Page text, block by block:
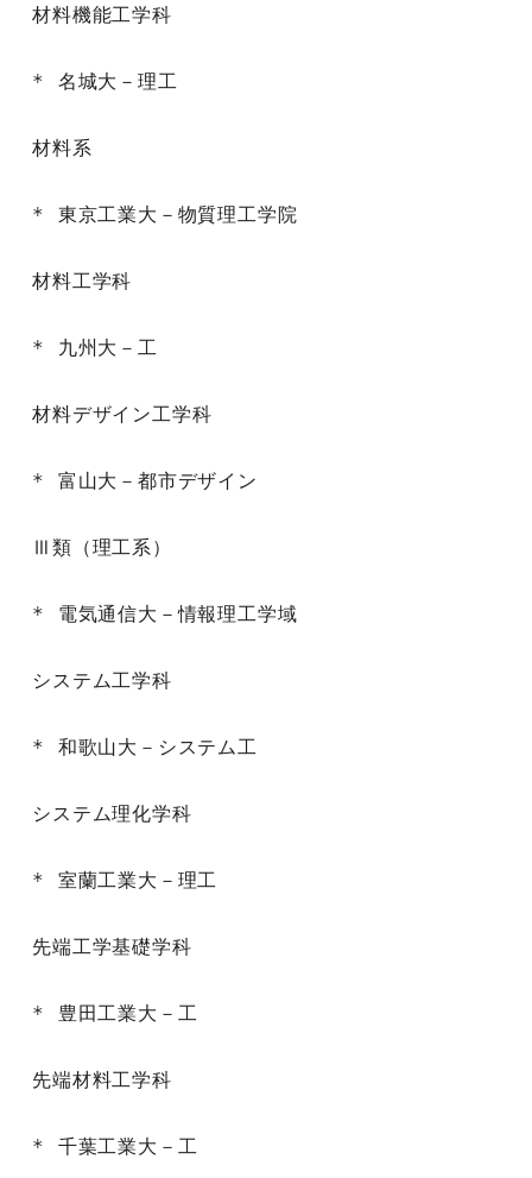
材料機能工学科
* 名城大－理工
材料系
* 東京工業大－物質理工学院
材料工学科
* 九州大－工
材料デザイン工学科
* 富山大－都市デザイン
Ⅲ類（理工系）
* 電気通信大－情報理工学域
システム工学科
* 和歌山大－システム工
システム理化学科
* 室蘭工業大－理工
先端工学基礎学科
* 豊田工業大－工
先端材料工学科
* 千葉工業大－工